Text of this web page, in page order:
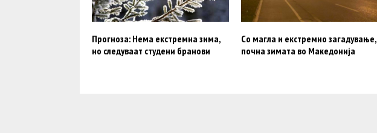
Прогноза: Нема екстремна зима,
но следуваат студени бранови
Со магла и екстремно загадување,
почна зимата во Македонија